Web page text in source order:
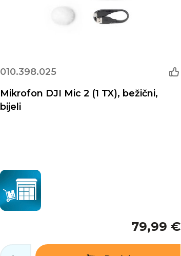
010.398.025
Mikrofon DJI Mic 2 (1 TX), bežični,
bijeli
79,99 €